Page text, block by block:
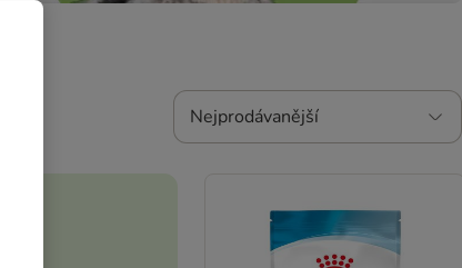
Nejprodávanější